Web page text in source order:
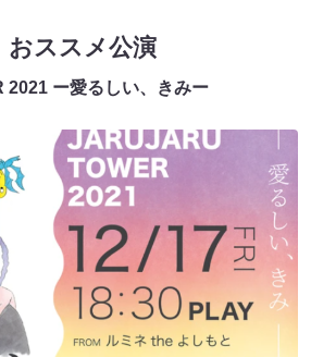
おススメ公演
ー愛るしい、きみー